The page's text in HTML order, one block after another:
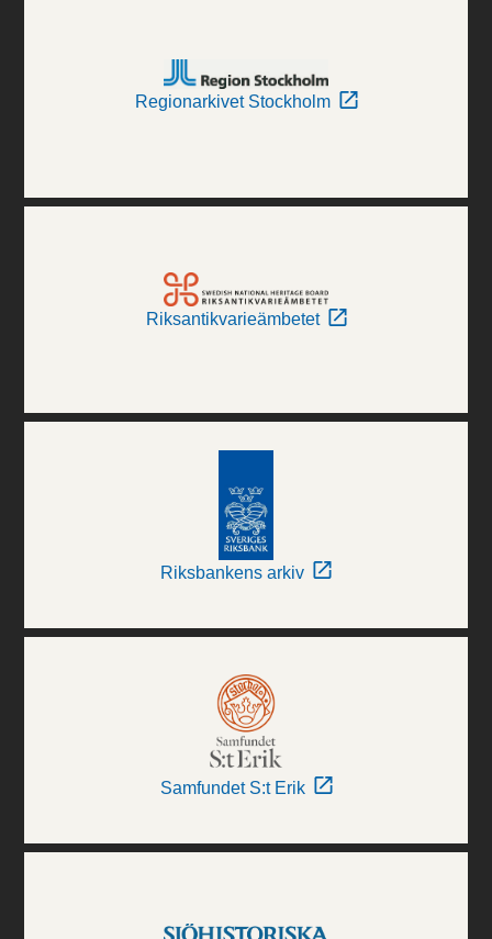
Regionarkivet Stockholm
Riksantikvarieämbetet
Riksbankens arkiv
Samfundet S:t Erik